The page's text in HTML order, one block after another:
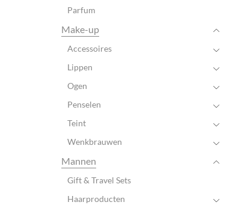
Parfum
Make-up
Accessoires
Lippen
Ogen
Penselen
Teint
Wenkbrauwen
Mannen
Gift & Travel Sets
Haarproducten